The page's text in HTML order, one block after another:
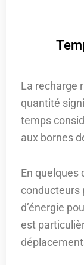
La recharge
quantité
temps
aux bornes
En quelques
conducteurs
d’énergie
est